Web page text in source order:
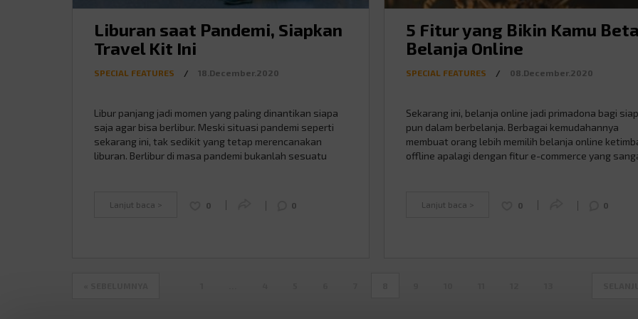
Liburan saat Pandemi, Siapkan
Travel Kit Ini
SPECIAL FEATURES / 18.December.2020
Libur panjang jadi momen yang paling dinantikan siapa
saja agar bisa berlibur. Meski situasi pandemi seperti
sekarang ini, tak sedikit yang tetap merencanakan
liburan. Berlibur di masa pandemi bukanlah sesuatu
bisa tetap menyenangkan. Selain itu, kamu juga harus
membekali diri …
Continued
Lanjut baca > 0 0
5 Fitur yang Bikin Kamu
Belanja Online
SPECIAL FEATURES / 08.December.2020
Sekarang ini, belanja online jadi primadona bagi
pun dalam berbelanja. Berbagai kemudahannya
membuat orang lebih memilih belanja online
offline apalagi dengan fitur e-commerce yang
akan kasih tahu 5 fitur di berbagai e-commerce yang
andalan banyak …
Continued
Lanjut baca > 0 0